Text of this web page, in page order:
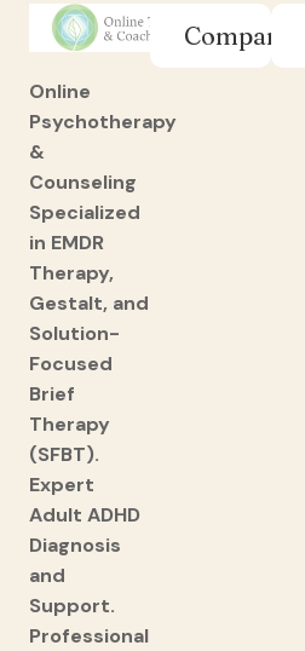
Online
Psychotherapy
&
Counseling
Specialized
in EMDR
Therapy,
Gestalt, and
Solution-
Focused
Brief
Therapy
(SFBT).
Expert
Adult ADHD
Diagnosis
and
Support.
Professional
Company